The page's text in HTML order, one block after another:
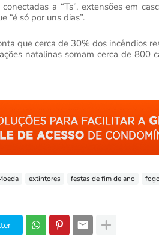
a “Ts”, extensões em
“é só por uns dias”.
que cerca de 30% dos incêndios
natalinas somam cerca de 800
extintores festas de fim de ano